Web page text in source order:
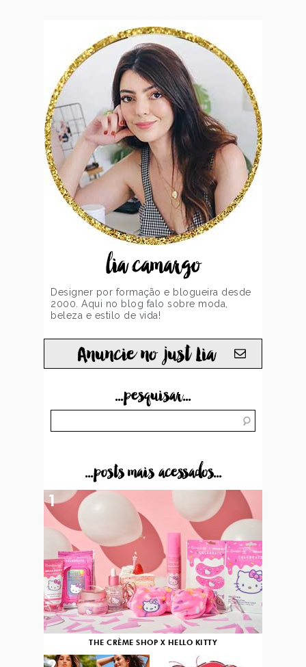
lia camargo
Designer por formação e blogueira desde
2000. Aqui no blog falo sobre moda,
beleza e estilo de vida!
Anuncie no just Lia
...pesquisar...
...posts mais acessados...
THE CRÈME SHOP X HELLO KITTY
1